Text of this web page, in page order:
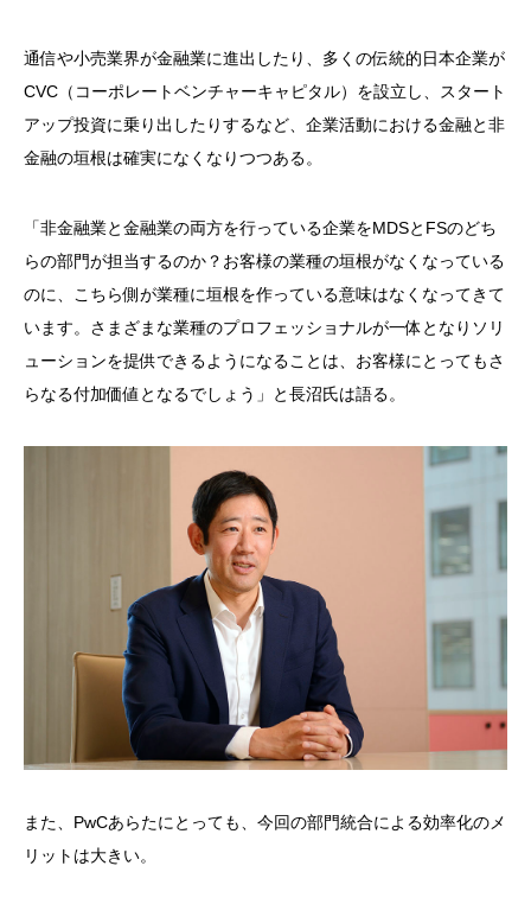
通信や小売業界が金融業に進出したり、多くの伝統的日本企業が
CVC （コーポレートベンチャーキャピタル）を設立し、スタート
アップ投資に乗り出したりするなど、企業活動における金融と非
金融の垣根は確実になくなりつつある。
「非金融業と金融業の両方を行っている企業をMDSと FSのどち
らの部門が担当するのか？お客様の業種の垣根がなくなっている
のに、こちら側が業種に垣根を作っている意味はなくなってきて
います。さまざまな業種のプロフェッショナルが一体となりソリ
ューションを提供できるようになることは、お客様にとってもさ
らなる付加価値となるでしょう」と長沼氏は語る。
また、 PwCあらたにとっても、今回の部門統合による効率化のメ
リットは大きい。